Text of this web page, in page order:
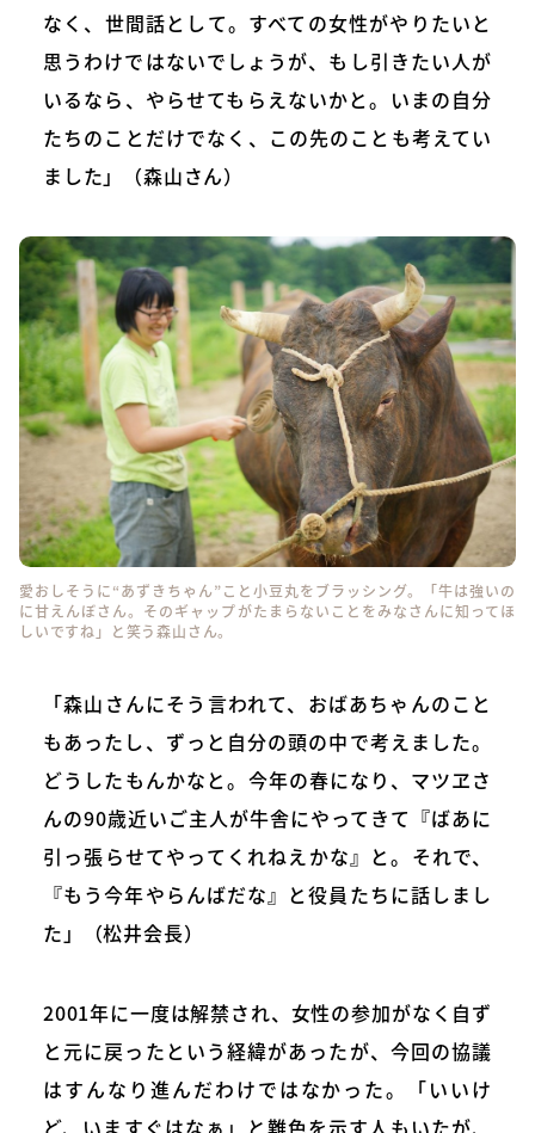
なく、世間話として。すべての女性がやりたいと
思うわけではないでしょうが、もし引きたい人が
いるなら、やらせてもらえないかと。いまの自分
たちのことだけでなく、この先のことも考えてい
ました」（森山さん）
愛おしそうに“あずきちゃん”こと小豆丸をブラッシング。「牛は強いの
に甘えんぼさん。そのギャップがたまらないことをみなさんに知ってほ
しいですね」と笑う森山さん。
「森山さんにそう言われて、おばあちゃんのこと
もあったし、ずっと自分の頭の中で考えました。
どうしたもんかなと。今年の春になり、マツヱさ
んの90歳近いご主人が牛舎にやってきて『ばあに
引っ張らせてやってくれねえかな』と。それで、
『もう今年やらんばだな』と役員たちに話しまし
た」（松井会長）
2001年に一度は解禁され、女性の参加がなく自ず
と元に戻ったという経緯があったが、今回の協議
はすんなり進んだわけではなかった。「いいけ
ど、いますぐはなぁ」と難色を示す人もいたが、